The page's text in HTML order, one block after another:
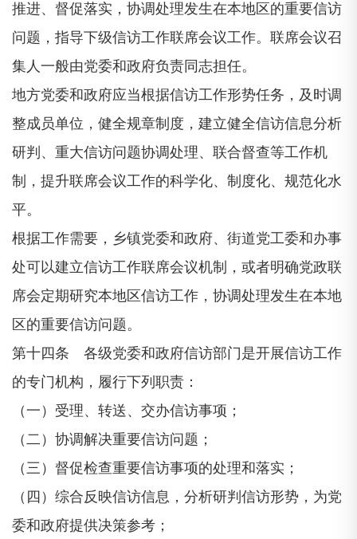
推进、督促落实，协调处理发生在本地区的重要信访
问题，指导下级信访工作联席会议工作。联席会议召
集人一般由党委和政府负责同志担任。
地方党委和政府应当根据信访工作形势任务，及时调
整成员单位，健全规章制度，建立健全信访信息分析
研判、重大信访问题协调处理、联合督查等工作机
制，提升联席会议工作的科学化、制度化、规范化水
平。
根据工作需要，乡镇党委和政府、街道党工委和办事
处可以建立信访工作联席会议机制，或者明确党政联
席会定期研究本地区信访工作，协调处理发生在本地
区的重要信访问题。
第十四条 各级党委和政府信访部门是开展信访工作
的专门机构，履行下列职责：
（一）受理、转送、交办信访事项；
（二）协调解决重要信访问题；
（三）督促检查重要信访事项的处理和落实；
（四）综合反映信访信息，分析研判信访形势，为党
委和政府提供决策参考；